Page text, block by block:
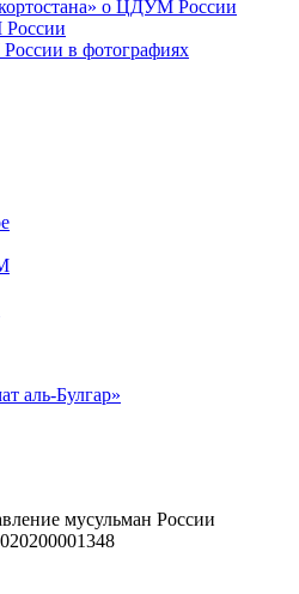
о ЦДУМ России
в фотографиях
аль-Булгар»
мусульман России